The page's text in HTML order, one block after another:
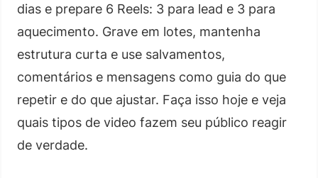
dias e prepare 6 Reels: 3 para lead e 3 para
aquecimento. Grave em lotes, mantenha
estrutura curta e use salvamentos,
comentários e mensagens como guia do que
repetir e do que ajustar. Faça isso hoje e veja
quais tipos de video fazem seu público reagir
de verdade.